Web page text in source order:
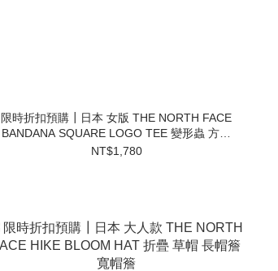
限時折扣預購┃日本 女版 THE NORTH FACE
BANDANA SQUARE LOGO TEE 變形蟲 方形
短T
NT$1,780